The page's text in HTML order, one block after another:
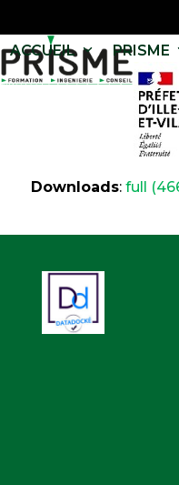
ACCUEIL
PRISME
Downloads: full